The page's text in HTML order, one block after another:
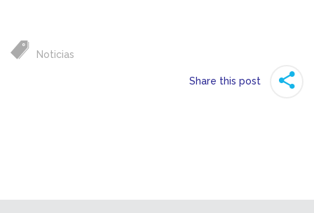
Noticias
Share this post